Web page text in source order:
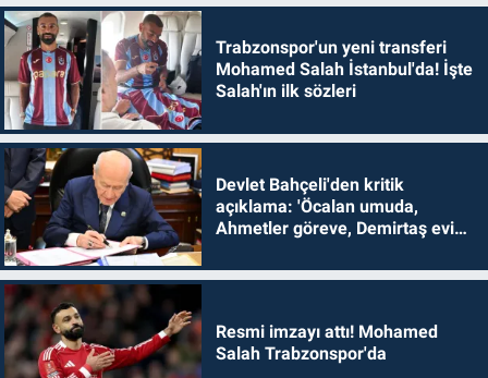
Trabzonspor'un yeni transferi
Mohamed Salah İstanbul'da! İşte
Salah'ın ilk sözleri
Devlet Bahçeli'den kritik
açıklama: 'Öcalan umuda,
Ahmetler göreve, Demirtaş evine
Resmi imzayı attı! Mohamed
Salah Trabzonspor'da